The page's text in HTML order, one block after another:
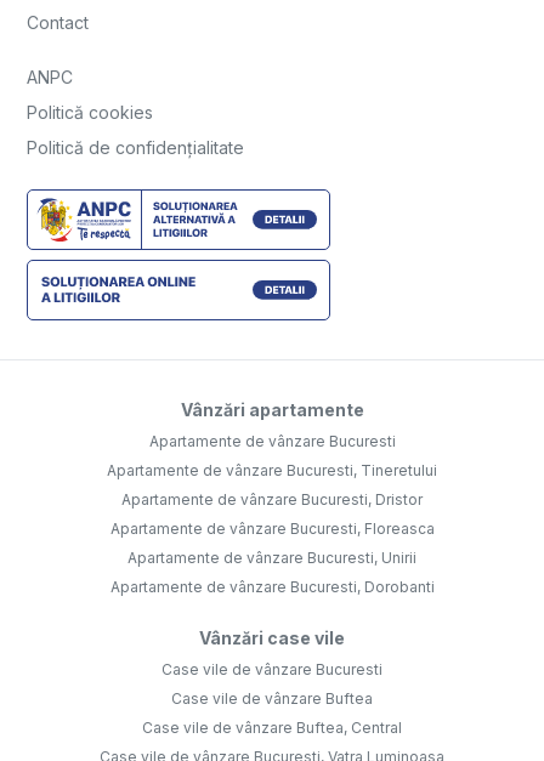
Contact
ANPC
Politică cookies
Politică de confidențialitate
Vânzări apartamente
Apartamente de vânzare Bucuresti
Apartamente de vânzare Bucuresti, Tineretului
Apartamente de vânzare Bucuresti, Dristor
Apartamente de vânzare Bucuresti, Floreasca
Apartamente de vânzare Bucuresti, Unirii
Apartamente de vânzare Bucuresti, Dorobanti
Vânzări case vile
Case vile de vânzare Bucuresti
Case vile de vânzare Buftea
Case vile de vânzare Buftea, Central
Case vile de vânzare Bucuresti, Vatra Luminoasa